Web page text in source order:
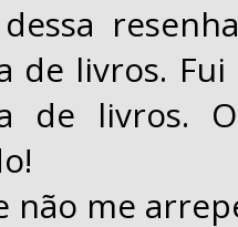
dessa
de livros.
de livros.
não me